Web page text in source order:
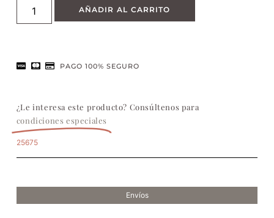
AÑADIR AL CARRITO
PAGO 100% SEGURO
¿Le interesa este producto? Consúltenos para
condiciones especiales
25675
Envíos